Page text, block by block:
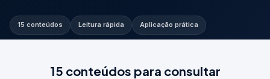
15 conteúdos Leitura rápida Aplicação prática
15 conteúdos para consultar